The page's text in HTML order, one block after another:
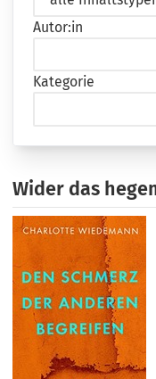
Autor:in
Kategorie
Wider das